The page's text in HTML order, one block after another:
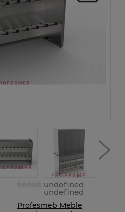
undefined
undefined
Profesmeb Meble